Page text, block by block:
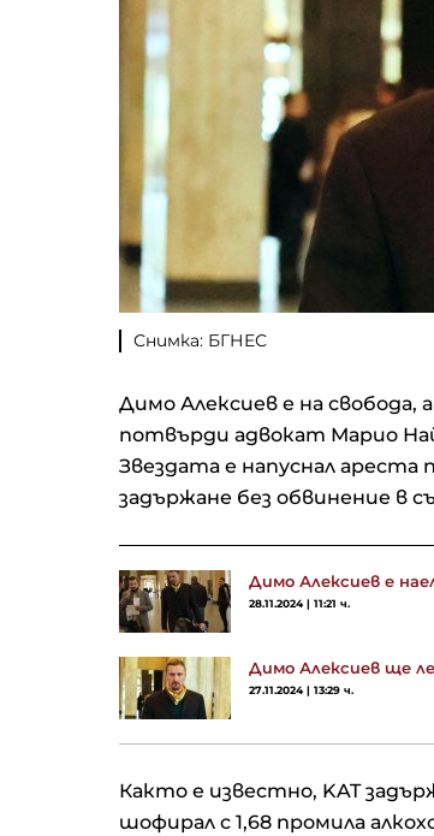
Снимка: БГНЕС
Димо Алексиев е на
потвърди адвокат Марио
Звездата е напуснал ареста
задържане без обвинение в
Димо Алексиев е
28.11.2024 | 11:21 ч.
Димо Алексиев ще
27.11.2024 | 13:29 ч.
Както е известно, KAT
шофирал с 1,68 промила